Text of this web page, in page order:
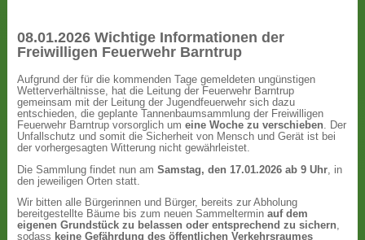
08.01.2026 Wichtige Informationen der
Freiwilligen Feuerwehr Barntrup
Aufgrund der für die kommenden Tage gemeldeten ungünstigen
Wetterverhältnisse, hat die Leitung der Feuerwehr Barntrup
gemeinsam mit der Leitung der Jugendfeuerwehr sich dazu
entschieden, die geplante Tannenbaumsammlung der Freiwilligen
Feuerwehr Barntrup vorsorglich umeine Woche zu verschieben. Der
Unfallschutz und somit die Sicherheit von Mensch und Gerät ist bei
der vorhergesagten Witterung nicht gewährleistet.
Die Sammlung findet nun amSamstag, den 17.01.2026 ab 9 Uhr , in
den jeweiligen Orten statt.
Wir bitten alle Bürgerinnen und Bürger, bereits zur Abholung
bereitgestellte Bäume bis zum neuen Sammelterminauf dem
eigenen Grundstück zu belassen oder entsprechend zu sichern,
sodass keine Gefährdung des öffentlichen Verkehrsraumes